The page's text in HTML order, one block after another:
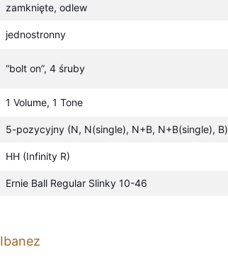
zamknięte, odlew
jednostronny
“bolt on”, 4 śruby
1 Volume, 1 Tone
5-pozycyjny (N, N(single), N+B, N+B(single), B)
HH (Infinity R)
Ernie Ball Regular Slinky 10-46
Ibanez